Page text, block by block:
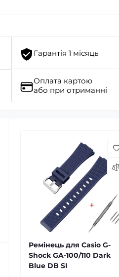
Гарантія 1 місяць
Оплата картою
або при отриманні
Ремінець для Casio G-
Shock GA-100/110 Dark
Blue DB SI